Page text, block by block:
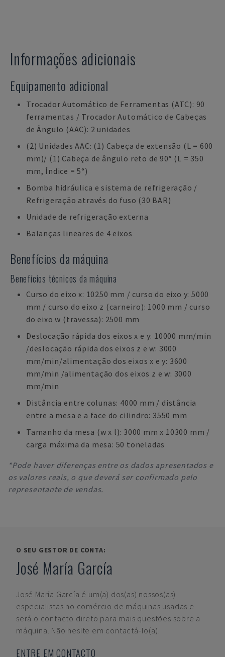
Informações adicionais
Equipamento adicional
Trocador Automático de Ferramentas (ATC): 90
ferramentas / Trocador Automático de Cabeças
de Ângulo (AAC): 2 unidades
(2) Unidades AAC: (1) Cabeça de extensão (L = 600
mm)/ (1) Cabeça de ângulo reto de 90° (L = 350
mm, Índice = 5°)
Bomba hidráulica e sistema de refrigeração /
Refrigeração através do fuso (30 BAR)
Unidade de refrigeração externa
Balanças lineares de 4 eixos
Benefícios da máquina
Benefícios técnicos da máquina
Curso do eixo x: 10250 mm / curso do eixo y: 5000
mm / curso do eixo z (carneiro): 1000 mm / curso
do eixo w (travessa): 2500 mm
Deslocação rápida dos eixos x e y: 10000 mm/min
/deslocação rápida dos eixos z e w: 3000
mm/min/alimentação dos eixos x e y: 3600
mm/min /alimentação dos eixos z e w: 3000
mm/min
Distância entre colunas: 4000 mm / distância
entre a mesa e a face do cilindro: 3550 mm
Tamanho da mesa (w x l): 3000 mm x 10300 mm /
carga máxima da mesa: 50 toneladas
*Pode haver diferenças entre os dados apresentados e
os valores reais, o que deverá ser confirmado pelo
representante de vendas.
O SEU GESTOR DE CONTA:
José María García
José María García é um(a) dos(as) nossos(as)
especialistas no comércio de máquinas usadas e
será o contacto direto para mais questões sobre a
máquina. Não hesite em contactá-lo(a).
ENTRE EM CONTACTO